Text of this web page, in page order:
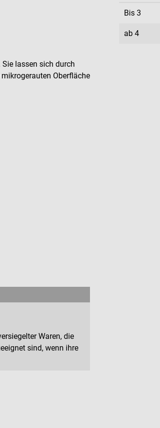
Bis3
ab4
lassen sich durch
Oberfläche
Waren, die
sind, wenn ihre